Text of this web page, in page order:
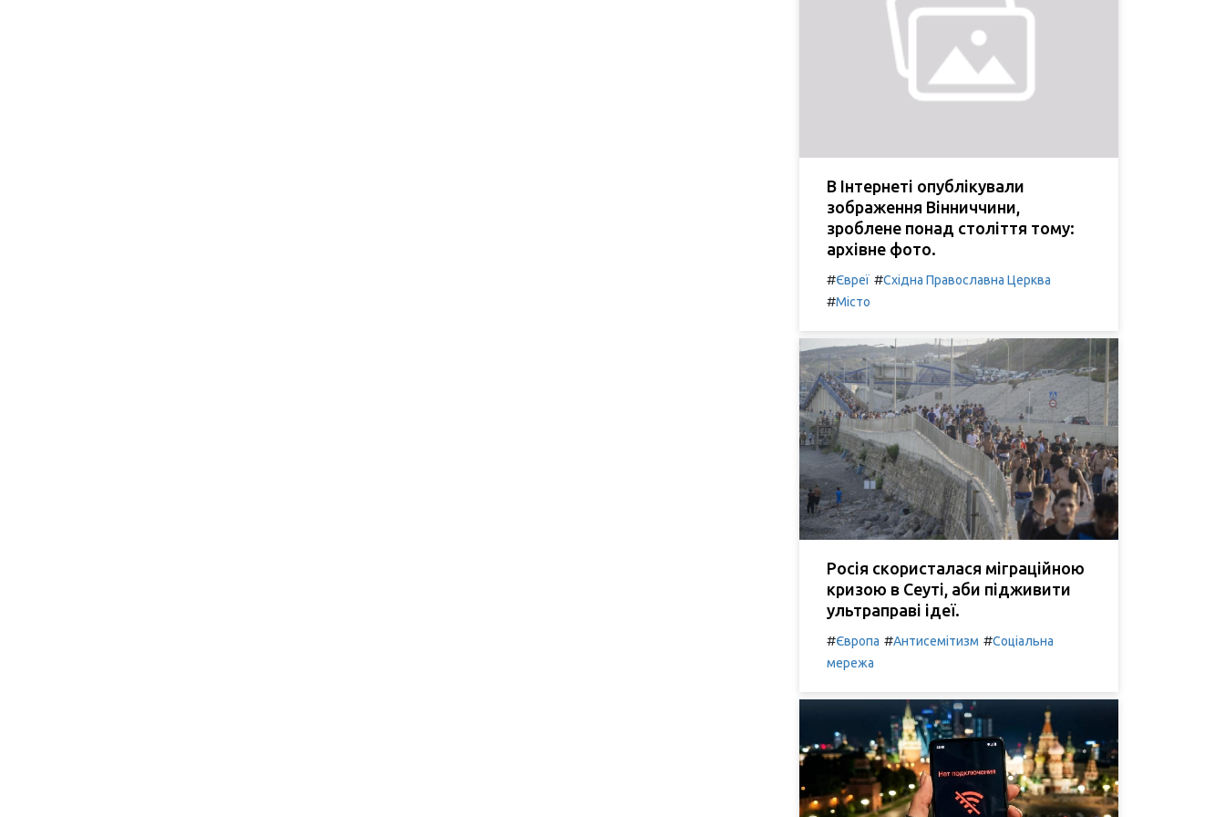
В Інтернеті опублікували
зображення Вінниччини,
зроблене понад століття тому:
архівне фото.
#Євреї #Східна Православна Церква
#Місто
Росія скористалася міграційною
кризою в Сеуті, аби підживити
ультраправі ідеї.
#Європа #Антисемітизм #Соціальна
мережа